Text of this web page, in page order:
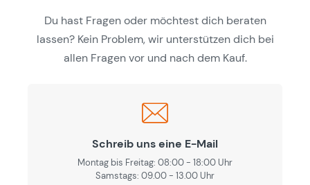
Du hast Fragen oder möchtest dich beraten
lassen? Kein Problem, wir unterstützen dich bei
allen Fragen vor und nach dem Kauf.
Schreib uns eine E-Mail
Montag bis Freitag: 08:00 - 18:00 Uhr
Samstags: 09.00 - 13.00 Uhr